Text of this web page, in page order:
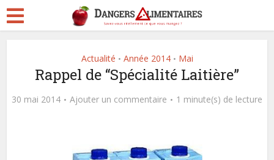
Actualité • Année 2014 • Mai
Rappel de “Spécialité Laitière”
30 mai 2014 Ajouter un commentaire 1 minute(s) de lecture